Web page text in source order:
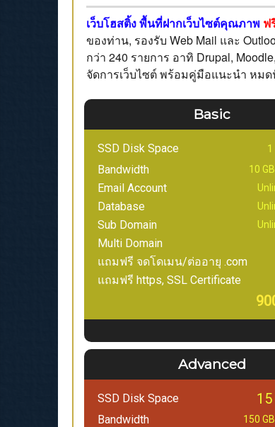
เว็บโฮสติ้ง พื้นที่ฝากเว็บไซต์คุณภาพ ฟ
ของท่าน, รองรับ Web Mail และ
กว่า 240 รายการ อาทิ Drupal,
จัดการเว็บไซต์ พร้อมคู่มือแนะนำ หมด
Basic
SSD Disk Space 1
Bandwidth 10
Email Account
Database
Sub Domain
Multi Domain
แถมฟรี จดโดเมน/ต่ออายุ .com
แถมฟรี https, SSL Certificate
Advanced
SSD Disk Space 15
Bandwidth 150